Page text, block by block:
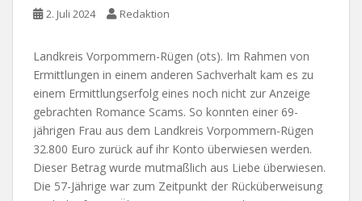
2. Juli 2024 Redaktion
Landkreis Vorpommern-Rügen (ots). Im Rahmen von
Ermittlungen in einem anderen Sachverhalt kam es zu
einem Ermittlungserfolg eines noch nicht zur Anzeige
gebrachten Romance Scams. So konnten einer 69-
jährigen Frau aus dem Landkreis Vorpommern-Rügen
32.800 Euro zurück auf ihr Konto überwiesen werden.
Dieser Betrag wurde mutmaßlich aus Liebe überwiesen.
Die 57-Jährige war zum Zeitpunkt der Rücküberweisung